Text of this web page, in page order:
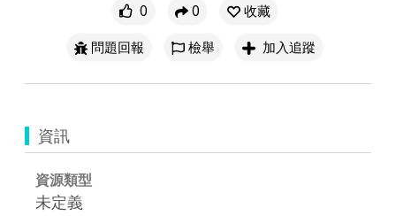
0 0
收藏
問題回報
檢舉 加入追蹤
資訊
資源類型
未定義